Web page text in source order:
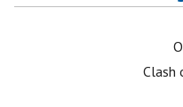
Clash